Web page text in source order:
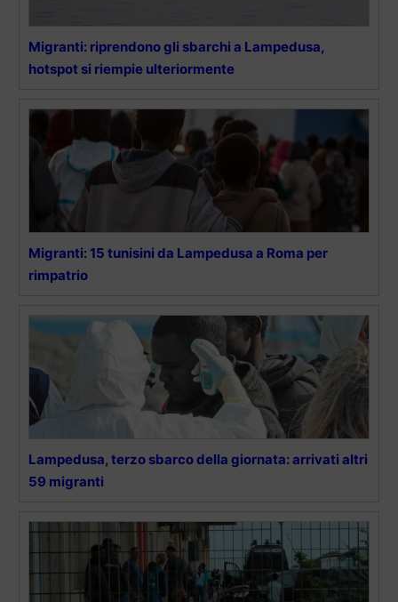
Migranti: riprendono gli sbarchi a Lampedusa,
hotspot si riempie ulteriormente
Migranti: 15 tunisini da Lampedusa a Roma per
rimpatrio
Lampedusa, terzo sbarco della giornata: arrivati altri
59 migranti